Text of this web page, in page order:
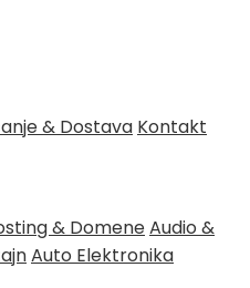
& Dostava Kontakt
& DomeneAudio &
Auto Elektronika